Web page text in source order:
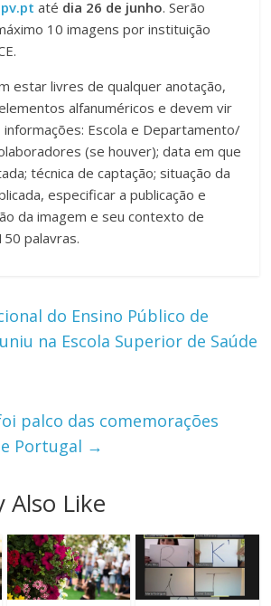
até dia 26 de junho. Serão
10 imagens por instituição
estar livres de qualquer anotação,
alfanuméricos e devem vir
Escola e Departamento/
(se houver); data em que
técnica de captação; situação da
especificar a publicação e
da imagem e seu contexto de
palavras.
do Ensino Público de
na Escola Superior de Saúde
palco das comemorações
Portugal →
Also Like